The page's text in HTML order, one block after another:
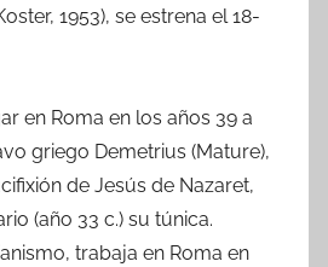
1953), se estrena el 18-
en Roma en los años 39 a
griego Demetrius (Mature),
de Jesús de Nazaret,
(año 33 c.) su túnica.
trabaja en Roma en